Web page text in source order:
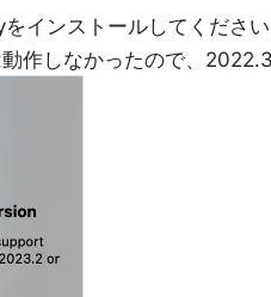
インストールしてください
作しなかったので、